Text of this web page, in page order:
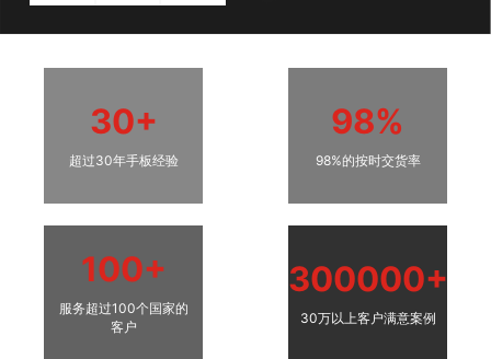
30+
超过30年手板经验
98%
98%的按时交货率
100+
服务超过100个国家的
客户
300000+
30万以上客户满意案例